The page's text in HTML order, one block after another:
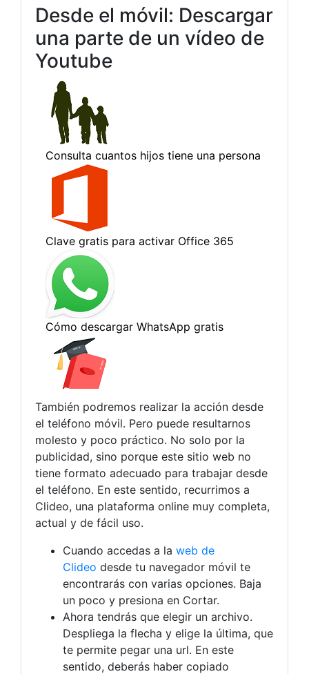
Desde el móvil: Descargar
una parte de un vídeo de
Youtube
También podremos realizar la acción desde
el teléfono móvil. Pero puede resultarnos
molesto y poco práctico. No solo por la
publicidad, sino porque este sitio web no
tiene formato adecuado para trabajar desde
el teléfono. En este sentido, recurrimos a
Clideo, una plataforma online muy completa,
actual y de fácil uso.
Cuando accedas a la web de
Clideo desde tu navegador móvil te
encontrarás con varias opciones. Baja
un poco y presiona en Cortar.
Ahora tendrás que elegir un archivo.
Despliega la flecha y elige la última, que
te permite pegar una url. En este
sentido, deberás haber copiado